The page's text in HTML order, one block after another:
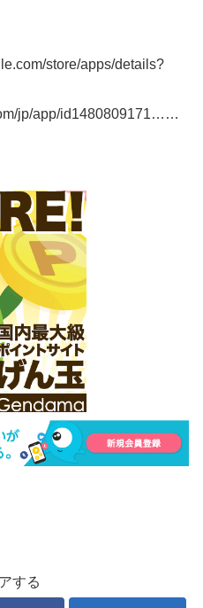
store/apps/details?
jp/app/id1480809171……
する